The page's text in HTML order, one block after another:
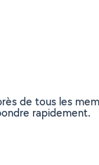
de tous les
rapidement.